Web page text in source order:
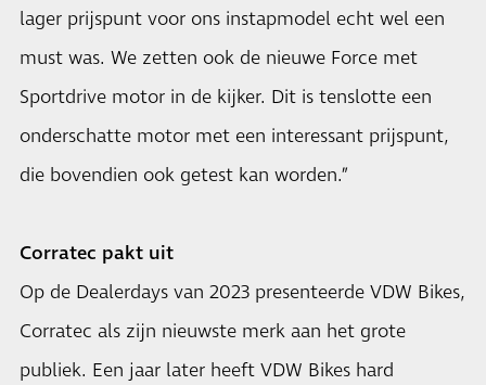
lager prijspunt voor ons instapmodel echt wel een
must was. We zetten ook de nieuwe Force met
Sportdrive motor in de kijker. Dit is tenslotte een
onderschatte motor met een interessant prijspunt,
die bovendien ook getest kan worden.”
Corratec pakt uit
Op de Dealerdays van 2023 presenteerde VDW Bikes,
Corratec als zijn nieuwste merk aan het grote
publiek. Een jaar later heeft VDW Bikes hard